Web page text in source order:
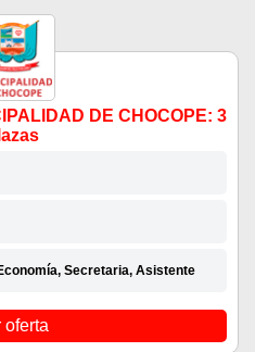
DE CHOCOPE: 3
Secretaria, Asistente
oferta